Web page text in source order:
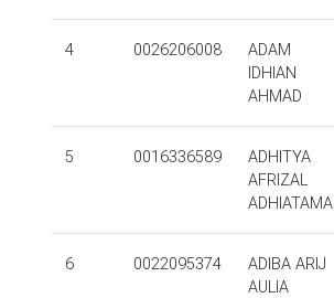
4 0026206008
ADAM
IDHIAN
AHMAD
5 0016336589
ADHITYA
AFRIZAL
ADHIATAMA
6 0022095374
ADIBA ARIJ
AULIA